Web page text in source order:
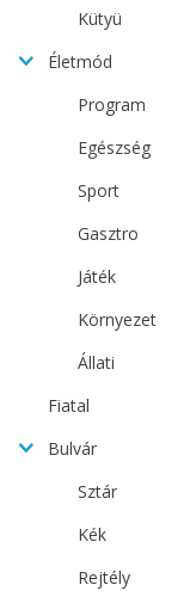
Kütyü
Életmód
Program
Egészség
Sport
Gasztro
Játék
Környezet
Állati
Fiatal
Bulvár
Sztár
Kék
Rejtély